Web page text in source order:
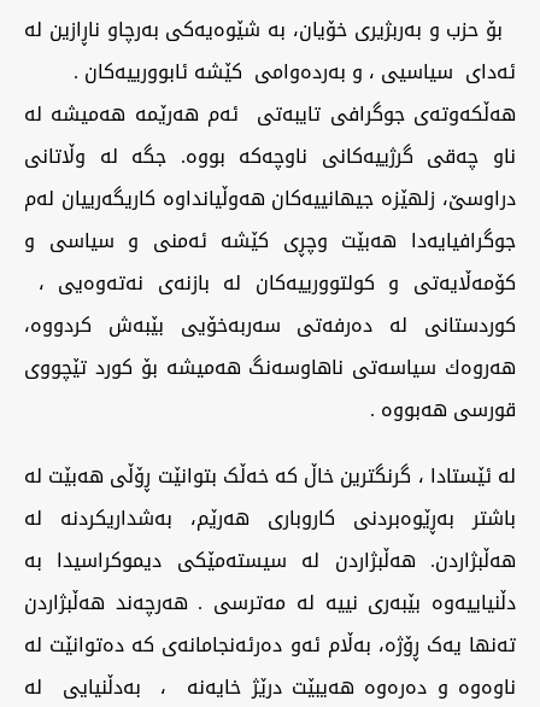
بۆ حزب و به‌ربژیری خۆیان، بە شێوەیەکی بەرچاو ناڕازین لە
ئه‌دای سیاسیی ، و به‌رده‌وامی کێشە ئابوورییەکان .
هەڵکەوته‌ی جوگرافی تایبەتی ئه‌م هه‌رێمه‌ هەمیشە لە
ناو چه‌قی گرژییەكانی ناوچەکە بووە. جگە لە وڵاتانی
دراوسێ، زلهێزە جیهانییەکان هەوڵیانداوە كاریگه‌رییان لەم
جوگرافیایەدا هەبێت وچڕی كێشه ئه‌منی و سیاسی و
کۆمەڵایەتی و کولتوورییەکان له‌ بازنه‌ی نەتەوەیی ،
کوردستانی لە دەرفەتی سه‌ربه‌خۆیی بێبەش کردووە،
هه‌روه‌ك سیاسەتی ناهاوسەنگ هەمیشە بۆ كورد تێچووی
قورسی هەبووە .
له‌ ئێستادا ، گرنگترین خاڵ کە خەڵک بتوانێت ڕۆڵی هەبێت لە
باشتر بەڕێوەبردنی کاروباری هه‌رێم، به‌شداریكردنه‌ له‌
هەڵبژاردن. هەڵبژاردن لە سیستەمێکی دیموکراسیدا بە
دڵنیاییەوە بێبەری نییە لە مەترسی . هه‌رچه‌ند هەڵبژاردن
تەنها یەک ڕۆژە، بەڵام ئەو دەرئەنجامانەی کە دەتوانێت لە
ناوەوە و دەرەوە هەیبێت درێژ خایه‌نه‌ ، به‌دڵنیایی لە